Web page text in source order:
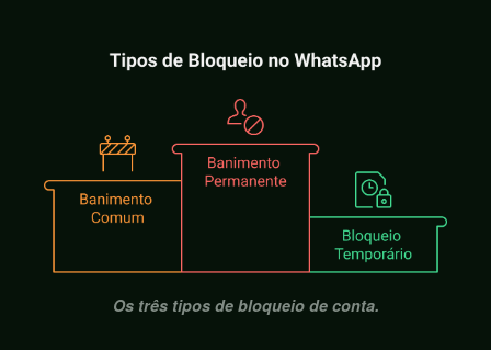
Os três tipos de bloqueio de conta.